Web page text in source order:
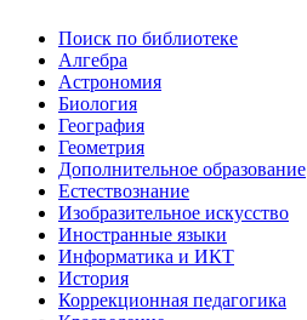
Поиск по библиотеке
Алгебра
Астрономия
Биология
География
Геометрия
Дополнительное образование
Естествознание
Изобразительное искусство
Иностранные языки
Информатика и ИКТ
История
Коррекционная педагогика